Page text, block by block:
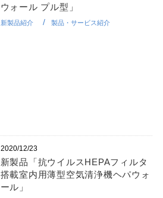
ウォール プル型」
新製品紹介 製品・サービス紹介
2020/12/23
新製品「抗ウイルスHEPAフィルタ
搭載室内用薄型空気清浄機ヘパウォ
ール」